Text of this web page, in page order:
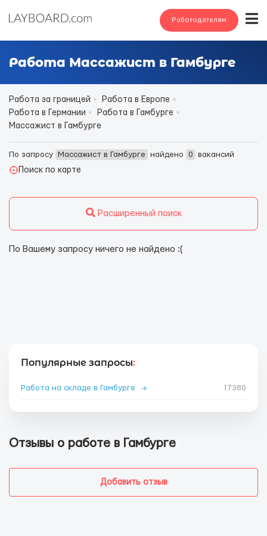
Работодателям
Работа Массажист в Гамбурге
Работа за границей
Работа в Европе
Работа в Германии
Работа в Гамбурге
Массажист в Гамбурге
По запросу Массажист в Гамбурге найдено 0
вакансий
Поиск по карте
Расширенный поиск
По Вашему запросу ничего не найдено :(
Популярные запросы:
Работа на складе в Гамбурге → 17380
Отзывы о работе в Гамбурге
Добавить отзыв